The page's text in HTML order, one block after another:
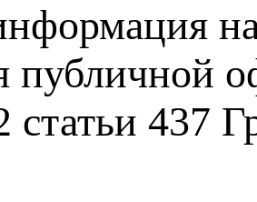
на
публичной
статьи 437